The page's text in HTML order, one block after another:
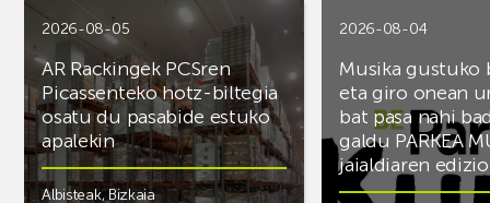
2026-08-05
AR Rackingek PCSren
Picassenteko hotz-biltegia
osatu du pasabide estuko
apalekin
Albisteak, Bizkaia
2026-08-04
Musika gustuko
eta giro onean
bat pasa nahi
galdu PARKEA
jaialdiaren